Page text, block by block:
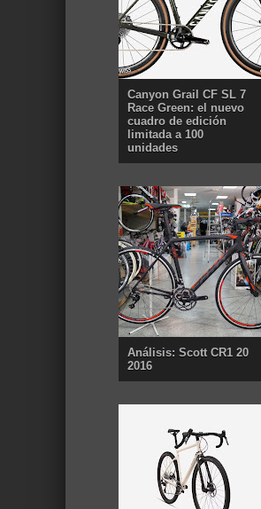
Canyon Grail CF SL 7
Race Green: el nuevo
cuadro de edición
limitada a 100
unidades
Análisis: Scott CR1 20
2016